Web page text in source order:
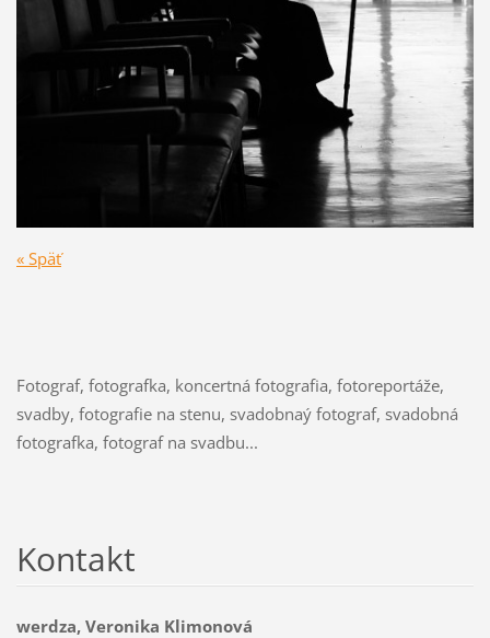
« Späť
Fotograf, fotografka, koncertná fotografia, fotoreportáže,
svadby, fotografie na stenu, svadobnaý fotograf, svadobná
fotografka, fotograf na svadbu...
Kontakt
werdza, Veronika Klimonová